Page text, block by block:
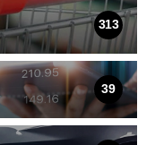
313
39